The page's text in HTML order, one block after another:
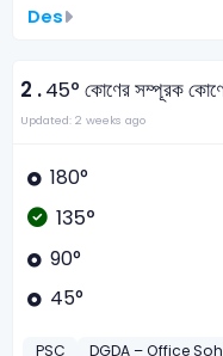
Des
2 .45° কোণের সম্পূরক
Updated: 2 weeks ago
180°
135°
90°
45°
PSC DGDA – Office